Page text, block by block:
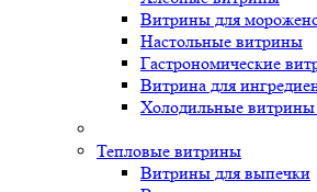
Витрины для
Настольные витрины
Гастрономические
Витрина для
Холодильные
Тепловые витрины
Витрины для выпечки